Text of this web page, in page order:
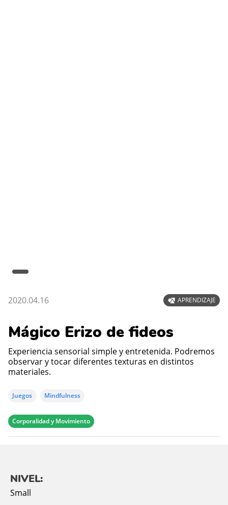
2020.04.16 APRENDIZAJE
Mágico Erizo de fideos
Experiencia sensorial simple y entretenida. Podremos
observar y tocar diferentes texturas en distintos
materiales.
Juegos Mindfulness
Corporalidad y Movimiento
NIVEL:
Small